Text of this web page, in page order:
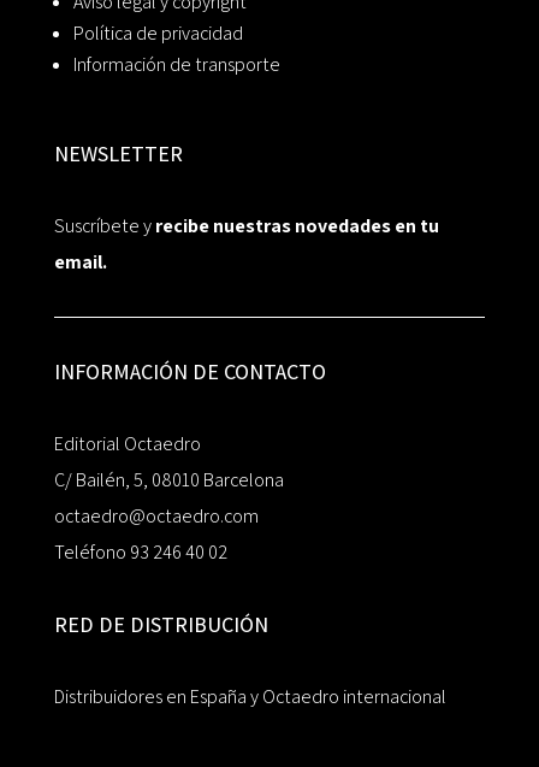
Política de privacidad
Información de transporte
NEWSLETTER
Suscríbete yrecibe nuestras novedades en tu
email.
INFORMACIÓN DE CONTACTO
Editorial Octaedro
C/ Bailén, 5, 08010 Barcelona
octaedro@octaedro.com
Teléfono 93 246 40 02
RED DE DISTRIBUCIÓN
Distribuidores en España y Octaedro internacional